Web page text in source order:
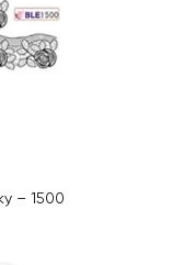
– 1500